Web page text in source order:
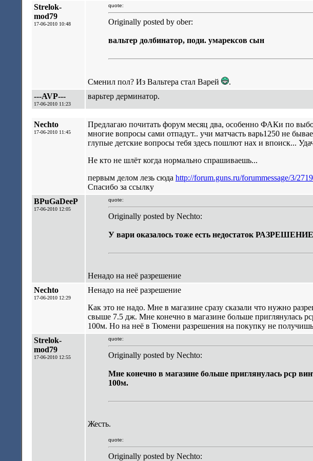
Strelok-
mod79
17-06-2010 10:48
quote:
Originally posted by ober:
вальтер долбинатор, поди. умарексов сын
Сменил пол? Из Вальтера стал Варей
.
---AVP---
17-06-2010 11:23
варьтер дерминатор.
Nechto
17-06-2010 11:45
Предлагаю почитать форум месяц два, особенно ФАКи по
многие вопросы сами отпадут.. учи матчасть варь1250 не
глупые детские вопросы тебя здесь пошлют нах и впоиск...
Не кто не шлёт когда нормально спрашиваешь...
первым делом лезь сюда http://forum.guns.ru/forummessage/3/
Спасибо за ссылку
BPuGaDeeP
17-06-2010 12:05
quote:
Originally posted by Nechto:
У вари оказалось тоже есть недостаток
Ненадо на неё разрешение
Nechto
17-06-2010 12:29
Ненадо на неё разрешение
Как это не надо. Мне в магазине сразу сказали что нужно
свыше 7.5 дж. Мне конечно в магазине больше приглянулась
100м. Но на неё в Тюмени разрешения на покупку не получишь
Strelok-
mod79
17-06-2010 12:55
quote:
Originally posted by Nechto:
Мне конечно в магазине больше приглянулась pcp
100м.
Жесть.
quote:
Originally posted by Nechto: